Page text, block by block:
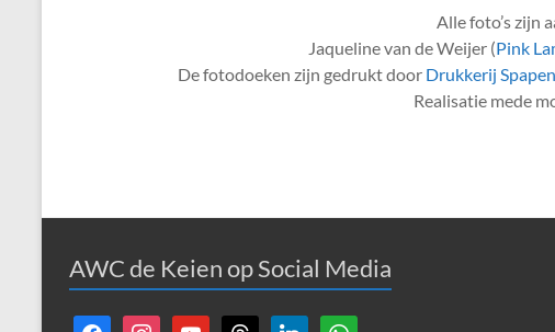
Alle foto’s zijn
Jaqueline van de Weijer (Pink
De fotodoeken zijn gedrukt door Drukkerij
Realisatie mede
AWC de Keien op Social Media
facebookinstagramyoutube threads linkedin whatsapp